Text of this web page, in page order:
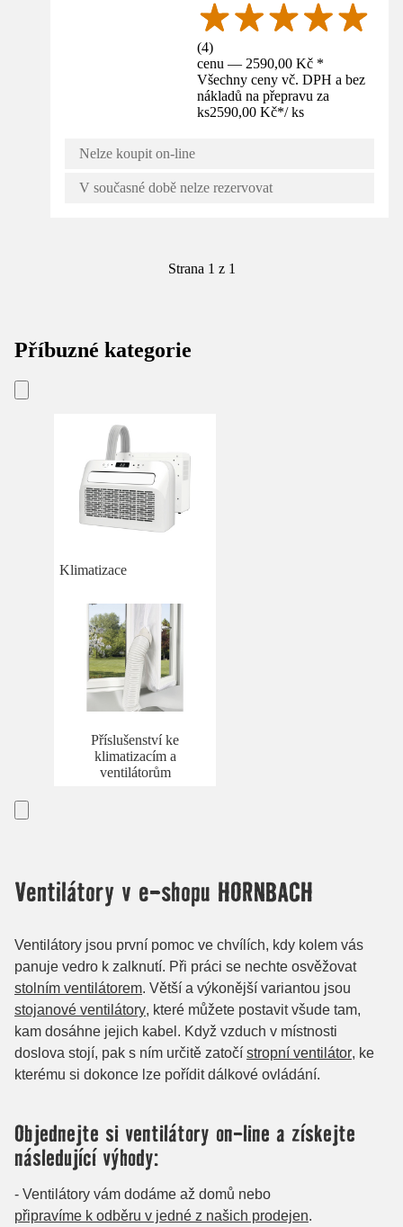
(4)
cenu — 2590,00 Kč *
Všechny ceny vč. DPH a bez
nákladů na přepravu za
ks2590,00 Kč*/ ks
Nelze koupit on-line
V současné době nelze rezervovat
Strana 1 z 1
Příbuzné kategorie
Klimatizace
Příslušenství ke
klimatizacím a
ventilátorům